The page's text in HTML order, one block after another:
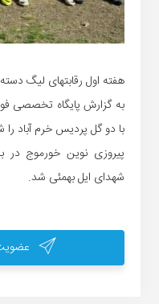
هفته اول رقابتهای لیگ
به گزارش پایگاه تخصصی
با دو گل پردیس خرم آباد
پیروزی نوین خورموج در
شهدای ایل بهمئی شد.